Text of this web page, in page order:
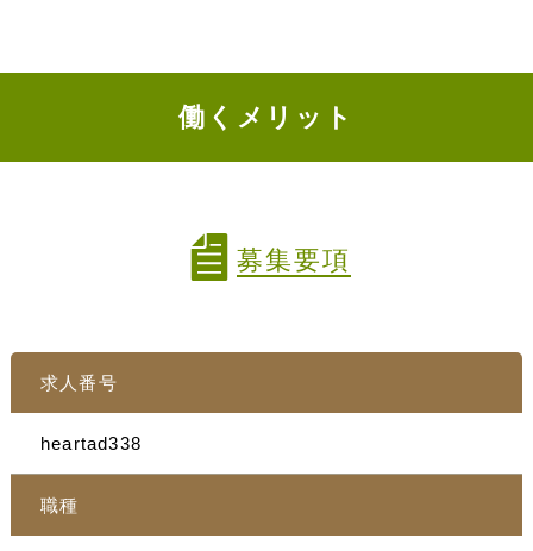
働くメリット
募集要項
求人番号
heartad338
職種